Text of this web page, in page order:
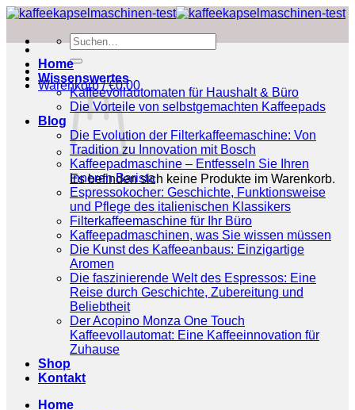
Zum
springen
Suchen
nach:
Warenkorb /€0.00
Es befinden sich keine Produkte im Warenkorb.
Home
Wissenswertes
Kaffeevollautomaten für Haushalt & Büro
Die Vorteile von selbstgemachten Kaffeepads
Blog
Die Evolution der Filterkaffeemaschine: Von
Tradition zu Innovation mit Bosch
Kaffeepadmaschine – Entfesseln Sie Ihren
inneren Barista
Espressokocher: Geschichte, Funktionsweise
und Pflege des italienischen Klassikers
Filterkaffeemaschine für Ihr Büro
Kaffeepadmaschinen, was Sie wissen müssen
Die Kunst des Kaffeeanbaus: Einzigartige
Aromen
Die faszinierende Welt des Espressos: Eine
Reise durch Geschichte, Zubereitung und
Beliebtheit
Der Acopino Monza One Touch
Kaffeevollautomat: Eine Kaffeeinnovation für
Zuhause
Shop
Kontakt
Home